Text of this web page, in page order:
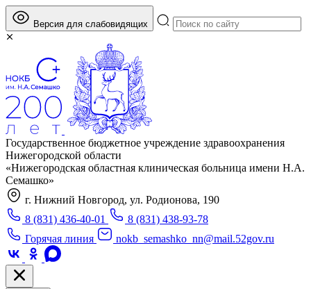
Версия для слабовидящих
Государственное бюджетное учреждение здравоохранения
Нижегородской области
«Нижегородская областная клиническая больница имени Н.А.
Семашко»
г. Нижний Новгород, ул. Родионова, 190
8 (831) 436-40-01
8 (831) 438-93-78
Горячая линия
nokb_semashko_nn@mail.52gov.ru